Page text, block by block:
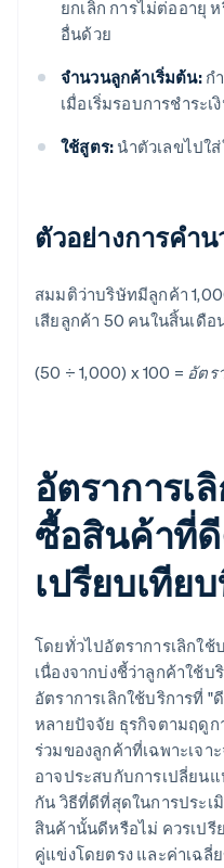
ยกเลิก การไม่ต่ออายุ
อื่นด้วย
จำนวนลูกค้าเริ่มต้น:กํ
เมื่อเริ่มรอบการชําระเ
ใช้สูตร: นําตัวเลขไปใ
ตัวอย่างการคํา
สมมติว่าบริษัทมีลูกค้า
เสียลูกค้า 50 คนในสิ้นเดือ
(50 ÷ 1,000) x 100 = อัตร
อัตราการเ
ซื้อสินค้าที่ดี
เปรียบเทีย
โดยทั่วไปอัตราการเลิกใ
เนื่องจากบ่งชี้ว่าลูกค้าใช้บ
อัตราการเลิกใช้บริการที่
หลายปัจจัย ธุรกิจตามฤดู
ร่วมของลูกค้าที่เฉพาะเจา
อาจประสบกับการเปลี่ยน
กัน วิธีที่ดีที่สุดในการประเ
สินค้านั้นดีหรือไม่ ควรเป
คู่แข่งโดยตรง และค่าเฉลี่